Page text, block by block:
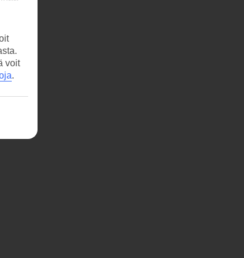
voit
.